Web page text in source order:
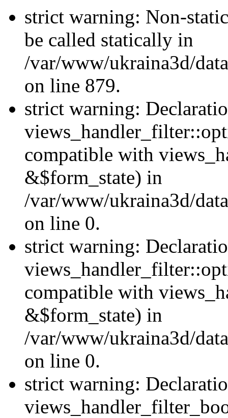
strict warning: Non-
be called statically in
/var/www/ukraina3d/
on line 879.
strict warning:
compatible with
&$form_state) in
/var/www/ukraina3d/
on line 0.
strict warning:
compatible with
&$form_state) in
/var/www/ukraina3d/
on line 0.
strict warning: